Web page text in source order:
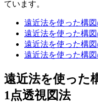
ています。
遠近法を使った構
遠近法を使った構
遠近法を使った構
遠近法を使った構
遠近法を使った
1点透視図法